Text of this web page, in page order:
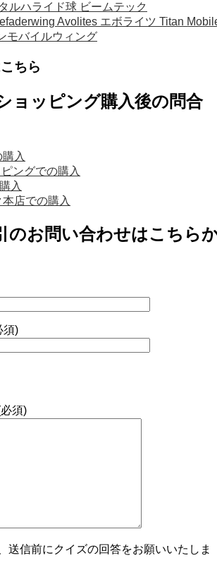
ルハライド球 ビームテック
Avolites エボライツ Titan
モバイルウィング
ちら
ョッピング購入後の問合
入
ングでの購入
入
店での購入
のお問い合わせはこちら
須)
須)
送信前にクイズの回答をお願いいたしま